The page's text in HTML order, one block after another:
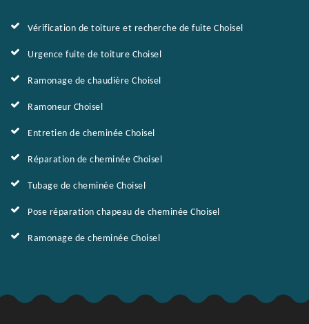
Vérification de toiture et recherche de fuite Choisel
Urgence fuite de toiture Choisel
Ramonage de chaudière Choisel
Ramoneur Choisel
Entretien de cheminée Choisel
Réparation de cheminée Choisel
Tubage de cheminée Choisel
Pose réparation chapeau de cheminée Choisel
Ramonage de cheminée Choisel